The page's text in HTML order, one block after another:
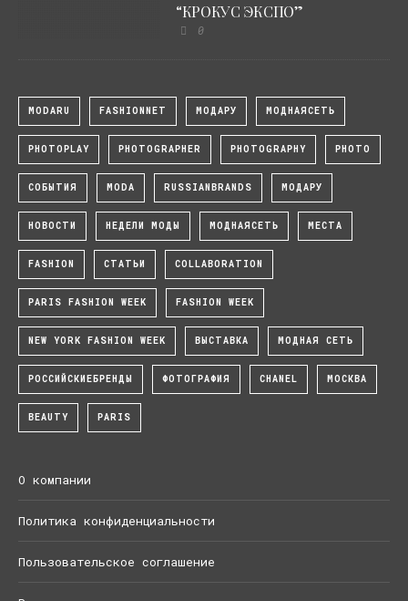
“КРОКУС ЭКСПО”
0
MODARU FASHIONNET МОДАРУ МОДНАЯСЕТЬ
PHOTOPLAY PHOTOGRAPHER PHOTOGRAPHY PHOTO
СОБЫТИЯ MODA RUSSIANBRANDS МОДАРУ
НОВОСТИ НЕДЕЛИ МОДЫ МОДНАЯСЕТЬ МЕСТА
FASHION СТАТЬИ COLLABORATION
PARIS FASHION WEEK FASHION WEEK
NEW YORK FASHION WEEK ВЫСТАВКА МОДНАЯ СЕТЬ
РОССИЙСКИЕБРЕНДЫ ФОТОГРАФИЯ CHANEL МОСКВА
BEAUTY PARIS
О компании
Политика конфиденциальности
Пользовательское соглашение